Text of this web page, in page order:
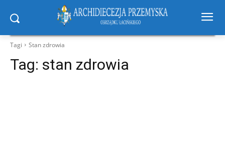
Tagi Stan zdrowia
Tag: stan zdrowia